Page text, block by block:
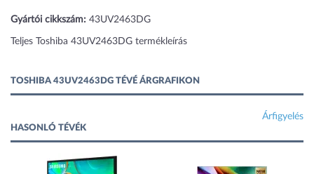
Gyártói cikkszám: 43UV2463DG
Teljes Toshiba 43UV2463DG termékleírás
TOSHIBA 43UV2463DG TÉVÉ ÁRGRAFIKON
Árfigyelés
HASONLÓ TÉVÉK